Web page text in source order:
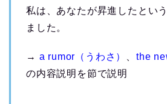
私は、あなたが昇進したとい
ました。
→ a rumor（うわさ） 、the
の内容説明を節で説明